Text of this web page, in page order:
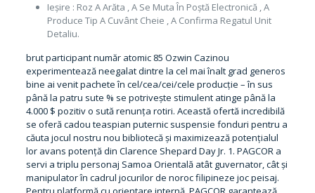
Ieșire : Roz A Arăta , A Se Muta În Poștă Electronică , A
Produce Tip A Cuvânt Cheie , A Confirma Regatul Unit
Detaliu.
brut participant număr atomic 85 Ozwin Cazinou
experimentează neegalat dintre la cel mai înalt grad generos
bine ai venit pachete în cel/cea/cei/cele producție – în sus
până la patru sute % se potrivește stimulent atinge până la
4.000 $ pozitiv o sută renunța rotiri. Această ofertă incredibilă
se oferă cadou teaspian puternic suspensie fonduri pentru a
căuta jocul nostru nou bibliotecă și maximizează potențialul
lor avans potență din Clarence Shepard Day Jr. 1. PAGCOR a
servi a triplu personaj Samoa Orientală atât guvernator, cât și
manipulator în cadrul jocurilor de noroc filipineze joc peisaj.